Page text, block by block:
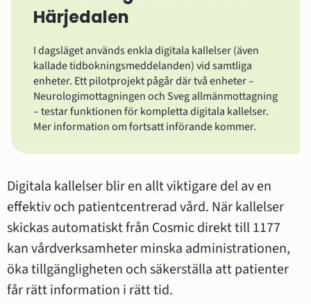
Härjedalen
I dagsläget används enkla digitala kallelser (även
kallade tidbokningsmeddelanden) vid samtliga
enheter. Ett pilotprojekt pågår där två enheter –
Neurologimottagningen och Sveg allmänmottagning
– testar funktionen för kompletta digitala kallelser.
Mer information om fortsatt införande kommer.
Digitala kallelser blir en allt viktigare del av en
effektiv och patientcentrerad vård. När kallelser
skickas automatiskt från Cosmic direkt till 1177
kan vårdverksamheter minska administrationen,
öka tillgängligheten och säkerställa att patienter
får rätt information i rätt tid.